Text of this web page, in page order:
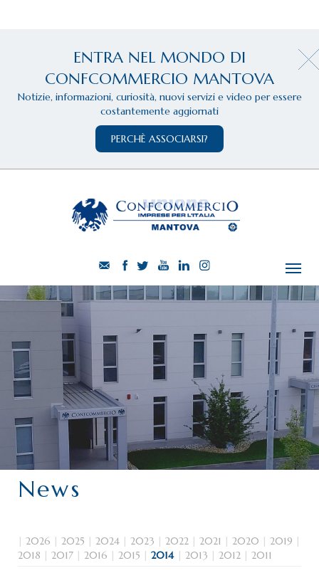
ENTRA NEL MONDO DI
CONFCOMMERCIO MANTOVA
Notizie, informazioni, curiosità, nuovi servizi e video per essere
costantemente aggiornati
PERCHÈ ASSOCIARSI?
CHI SIAMO
SERVIZI
CATEGORIE
DELEGAZIONI
ATTIVITÀ STORICHE
PERIODICO
PERCHÉ ASSOCIARSI?
CONTATTI
News
2026 2025 2024 2023 2022 2021 2020 2019
2018
2017 2016 2015 2014 2013 2012 2011